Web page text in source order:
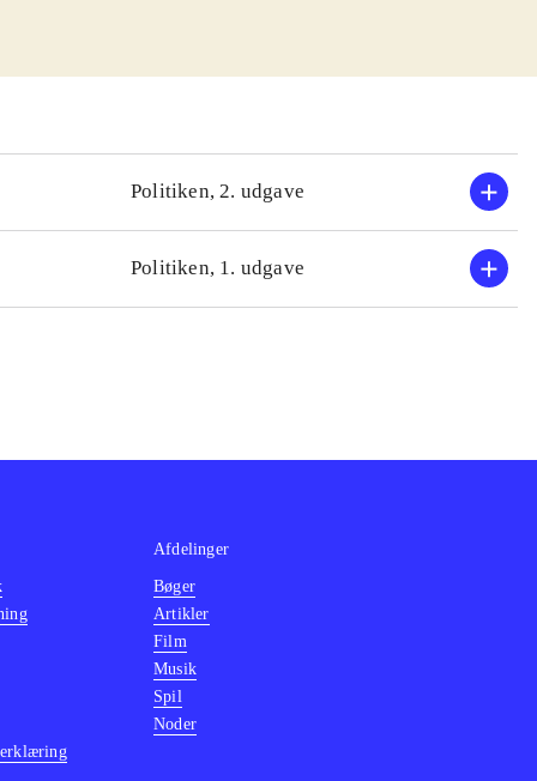
Politiken, 2. udgave
Politiken, 1. udgave
Afdelinger
Bøger
Artikler
Film
Musik
Spil
Noder